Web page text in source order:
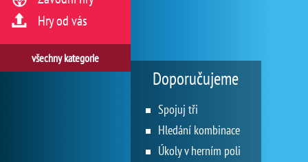
Hry od vás
všechny kategorie
Doporučujeme
Spojuj tři
Hledání kombinace
Úkoly v herním poli